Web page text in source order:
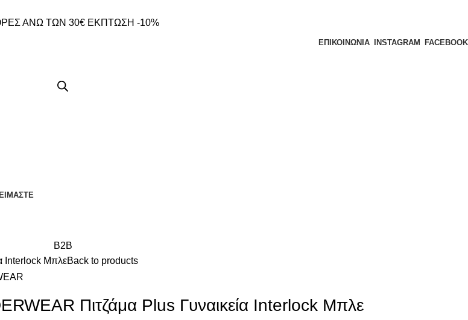
ΑΝΩ ΤΩΝ 30€ ΕΚΠΤΩΣΗ -10%
ΕΠΙΚΟΙΝΩΝΙΑ INSTAGRAM FACEBOOK
B2B
Ιnterlock ΜπλεBack to products
Πιτζάμα Plus Γυναικεία Ιnterlock Μπλε